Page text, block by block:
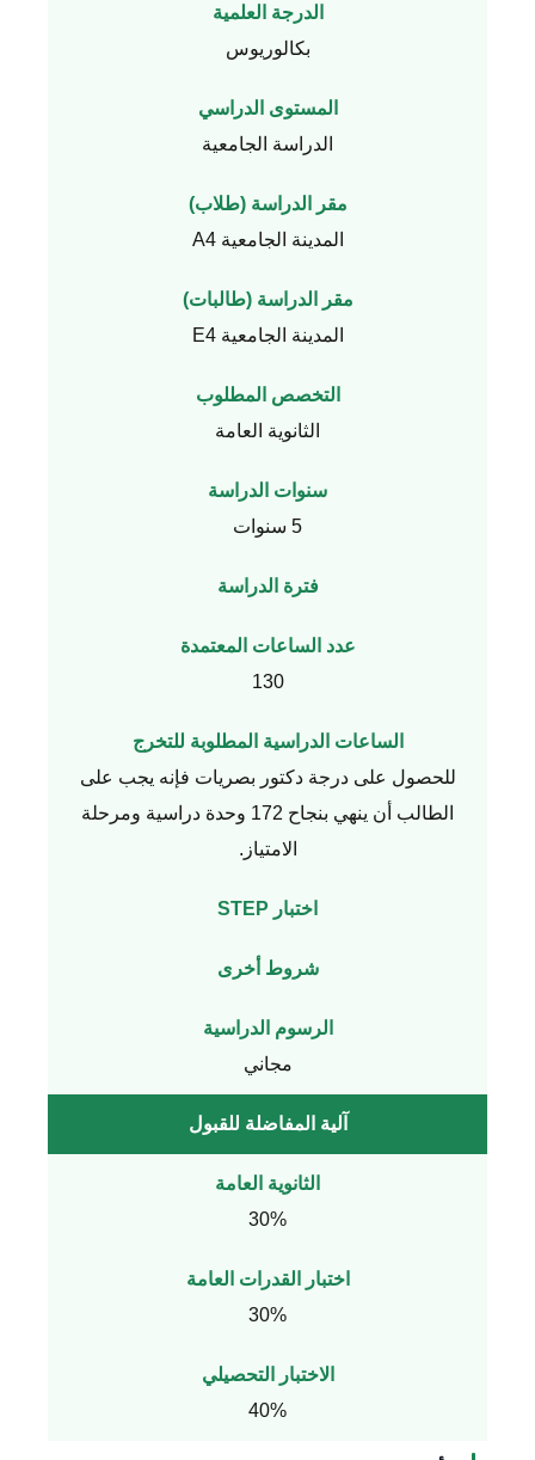
الدرجة العلمية
بكالوريوس
المستوى الدراسي
الدراسة الجامعية
مقر الدراسة (طلاب)
المدينة الجامعية A4
مقر الدراسة (طالبات)
المدينة الجامعية E4
التخصص المطلوب
الثانوية العامة
سنوات الدراسة
5 سنوات
فترة الدراسة
عدد الساعات المعتمدة
130
الساعات الدراسية المطلوبة للتخرج
للحصول على درجة دكتور بصريات فإنه يجب على
الطالب أن ينهي بنجاح 172 وحدة دراسية ومرحلة
الامتياز.
اختبار STEP
شروط أخرى
الرسوم الدراسية
مجاني
آلية المفاضلة للقبول
الثانوية العامة
30%
اختبار القدرات العامة
30%
الاختبار التحصيلي
40%